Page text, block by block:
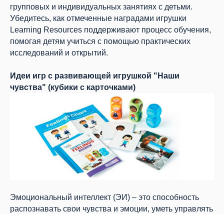
групповых и индивидуальных занятиях с детьми.
Убедитесь, как отмеченные наградами игрушки
Learning Resources поддерживают процесс обучения,
помогая детям учиться с помощью практических
исследований и открытий.
Идеи игр с развивающей игрушкой "Наши
чувства" (кубики с карточками)
Эмоциональный интеллект (ЭИ) – это способность
распознавать свои чувства и эмоции, уметь управлять